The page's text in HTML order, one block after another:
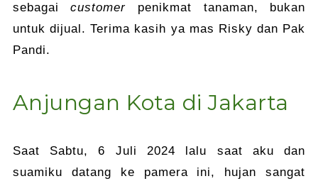
sebagaicustomer penikmat tanaman, bukan
untuk dijual. Terima kasih ya mas Risky dan Pak
Pandi.
Anjungan Kota di Jakarta
Saat Sabtu, 6 Juli 2024 lalu saat aku dan
suamiku datang ke pamera ini, hujan sangat